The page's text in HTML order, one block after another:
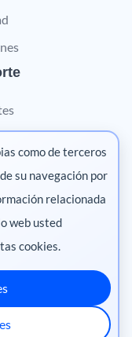
México
·
Ecuador·Perú·
Chile
como de terceros
su navegación por
relacionada
web usted
cookies.